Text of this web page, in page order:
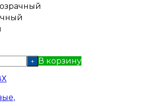
+ В корзину